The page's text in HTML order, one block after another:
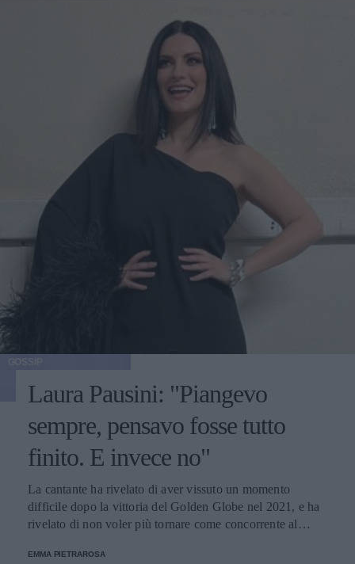
Laura Pausini: "Piangevo
sempre, pensavo fosse tutto
finito. E invece no"
La cantante ha rivelato di aver vissuto un momento
difficile dopo la vittoria del Golden Globe nel 2021, e ha
rivelato di non voler più tornare come concorrente al
EMMA PIETRAROSA